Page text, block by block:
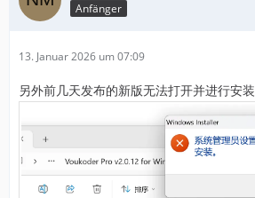
Anfänger
13. Januar 2026 um 07:09
另外前几天发布的新版无法打开并进行安装